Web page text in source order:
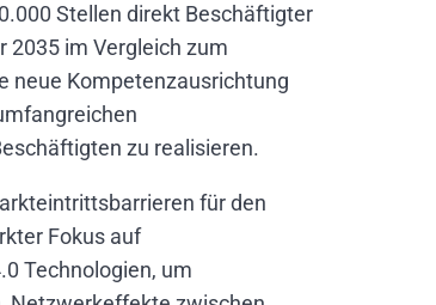
Stellen direkt Beschäftigter
2035 im Vergleich zum
neue Kompetenzausrichtung
zu realisieren.
für den
Fokus auf
Technologien, um